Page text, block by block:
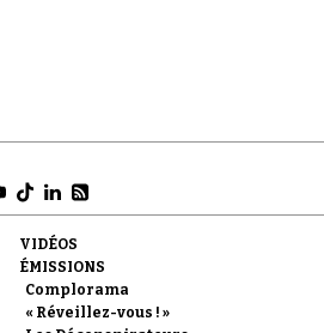
VIDÉOS
ÉMISSIONS
Complorama
« Réveillez-vous ! »